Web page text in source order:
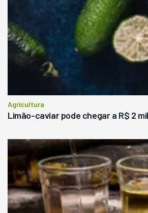
Agricultura
Limão-caviar pode chegar a R$ 2